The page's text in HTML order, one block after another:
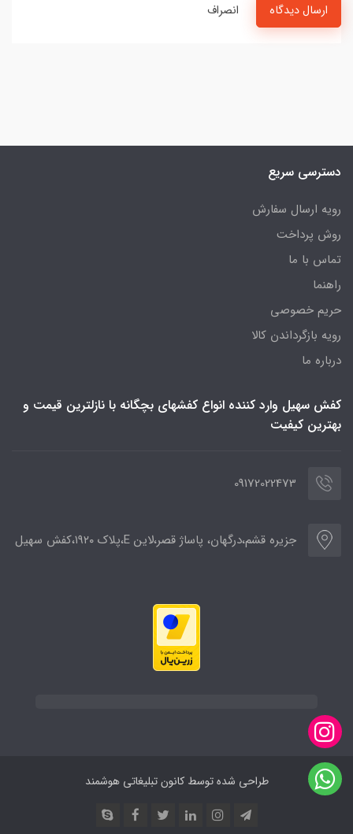
ارسال دیدگاه انصراف
دسترسی سریع
رویه ارسال سفارش
روش پرداخت
تماس با ما
راهنما
حریم خصوصی
رویه‌ بازگرداندن کالا
درباره ما
کفش سهیل وارد کننده انواع کفشهای بچگانه با نازلترین قیمت و
بهترین کیفیت
09172022473
جزیره قشم،درگهان، پاساژ قصر،لاین E،پلاک ۱۹۲۰،کفش سهیل
طراحی شده توسط کانون تبلیغاتی هوشمند